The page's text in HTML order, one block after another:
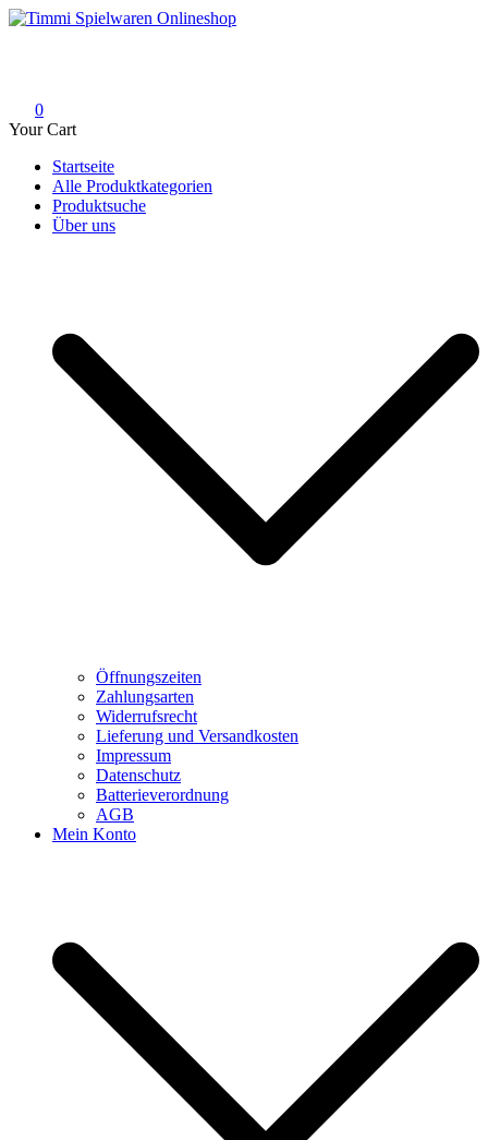
Skip
0
Your Cart
Startseite
Alle Produktkategorien
Produktsuche
Über uns
Öffnungszeiten
Zahlungsarten
Widerrufsrecht
Lieferung und Versandkosten
Impressum
Datenschutz
Batterieverordnung
AGB
Mein Konto